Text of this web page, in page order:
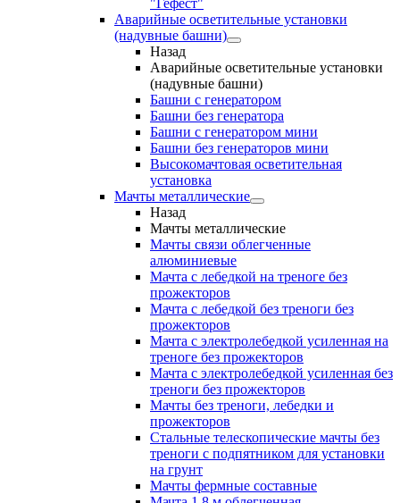
"Гефест"
Аварийные осветительные установки
(надувные башни)
Назад
Аварийные осветительные установки
(надувные башни)
Башни с генератором
Башни без генератора
Башни с генератором мини
Башни без генераторов мини
Высокомачтовая осветительная
установка
Мачты металлические
Назад
Мачты металлические
Мачты связи облегченные
алюминиевые
Мачта с лебедкой на треноге без
прожекторов
Мачта с лебедкой без треноги без
прожекторов
Мачта с электролебедкой усиленная на
треноге без прожекторов
Мачта с электролебедкой усиленная без
треноги без прожекторов
Мачты без треноги, лебедки и
прожекторов
Стальные телескопические мачты без
треноги с подпятником для установки
на грунт
Мачты фермные составные